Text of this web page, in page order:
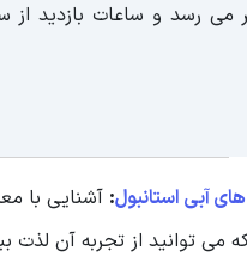
آبی استانبول: آشنایی با
می توانید از تجربه آن لذت